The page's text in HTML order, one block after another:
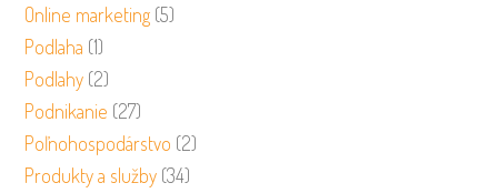
Online marketing (5)
Podlaha (1)
Podlahy (2)
Podnikanie (27)
Poľnohospodárstvo (2)
Produkty a služby (34)